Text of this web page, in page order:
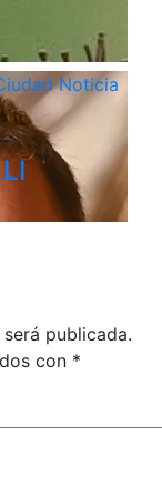
Noticia
publicada.
con *